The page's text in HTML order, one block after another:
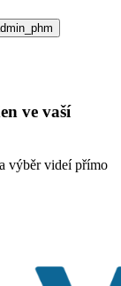
ve vaší
výběr videí přímo